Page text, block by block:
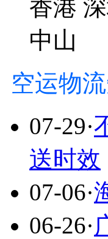
香港
中山
空运物
07-29·
送时效
07-06·
06-26·